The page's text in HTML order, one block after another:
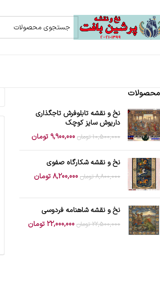
محصولات
نخ و نقشه تابلوفرش تاجگذاری
داریوش سایز کوچک
10,500,000 تومان 9,900,000 تومان
نخ و نقشه شکارگاه صفوی
8,800,000 تومان 8,200,000تومان
نخ و نقشه شاهنامه فردوسی
22,500,000 تومان 22,000,000تومان